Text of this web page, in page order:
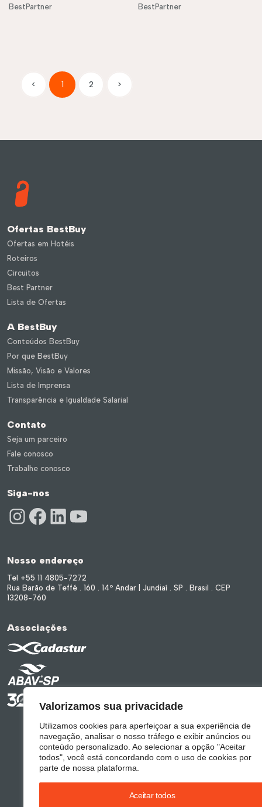
BestPartner BestPartner
< 1 2 >
Ofertas BestBuy
Ofertas em Hotéis
Roteiros
Circuitos
Best Partner
Lista de Ofertas
A BestBuy
Conteúdos BestBuy
Por que BestBuy
Missão, Visão e Valores
Lista de Imprensa
Transparência e Igualdade Salarial
Contato
Seja um parceiro
Fale conosco
Trabalhe conosco
Siga-nos
Nosso endereço
Tel +55 11 4805-7272
Rua Barão de Teffé . 160 . 14º Andar | Jundiaí . SP . Brasil . CEP
13208-760
Associações
Valorizamos sua privacidade
Utilizamos cookies para aperfeiçoar a sua experiência de
navegação, analisar o nosso tráfego e exibir anúncios ou
conteúdo personalizado. Ao selecionar a opção "Aceitar
todos", você está concordando com o uso de cookies por
parte de nossa plataforma.
Aceitar todos